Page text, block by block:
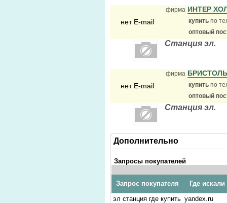
нет E-mail
фирма ИНТЕР
купить по
оптовый
Станция эл.
нет E-mail
фирма
купить по
оптовый
Станция эл.
Дополнительно
Запросы покупателей
Запрос покупателя
Где искали
эл станция где купить yandex.ru